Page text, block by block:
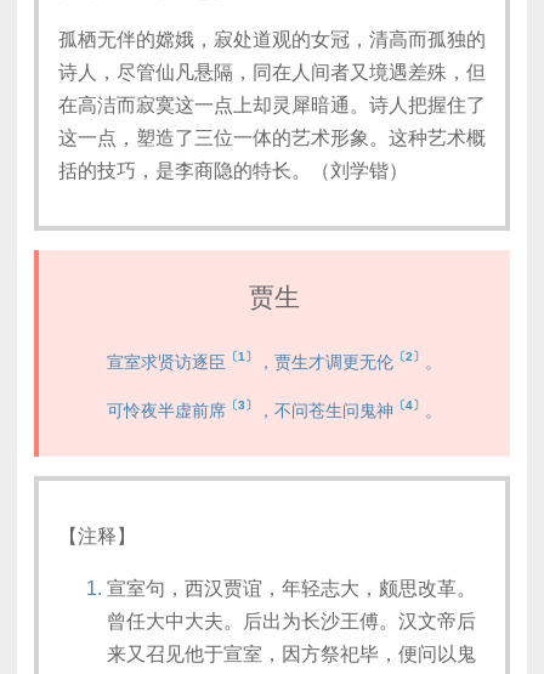
孤栖无伴的嫦娥，寂处道观的女冠，清高而孤独的
诗人，尽管仙凡悬隔，同在人间者又境遇差殊，但
在高洁而寂寞这一点上却灵犀暗通。诗人把握住了
这一点，塑造了三位一体的艺术形象。这种艺术概
括的技巧，是李商隐的特长。（刘学锴）
贾生
宣室求贤访逐臣 〔1〕 ，贾生才调更无伦 〔2〕 。
可怜夜半虚前席 〔3〕 ，不问苍生问鬼神 〔4〕 。
【注释】
宣室句，西汉贾谊，年轻志大，颇思改革。
曾任大中大夫。后出为长沙王傅。汉文帝后
来又召见他于宣室，因方祭祀毕，便问以鬼